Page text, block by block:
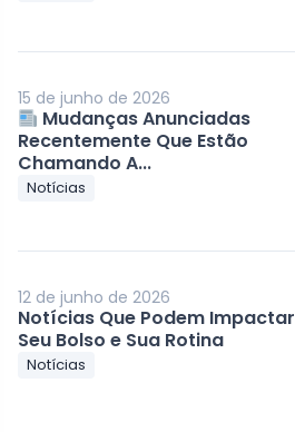
15 de junho de 2026
Mudanças Anunciadas
Recentemente Que Estão
Chamando A...
Notícias
12 de junho de 2026
Notícias Que Podem Impactar
Seu Bolso e Sua Rotina
Notícias